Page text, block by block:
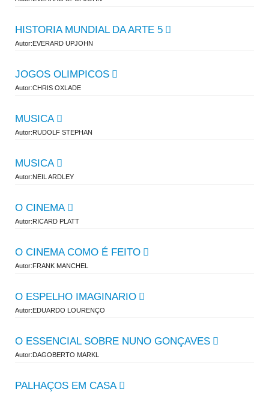
HISTORIA MUNDIAL DA ARTE 5
Autor:EVERARD UPJOHN
JOGOS OLIMPICOS
Autor:CHRIS OXLADE
MUSICA
Autor:RUDOLF STEPHAN
MUSICA
Autor:NEIL ARDLEY
O CINEMA
Autor:RICARD PLATT
O CINEMA COMO É FEITO
Autor:FRANK MANCHEL
O ESPELHO IMAGINARIO
Autor:EDUARDO LOURENÇO
O ESSENCIAL SOBRE NUNO GONÇAVES
Autor:DAGOBERTO MARKL
PALHAÇOS EM CASA